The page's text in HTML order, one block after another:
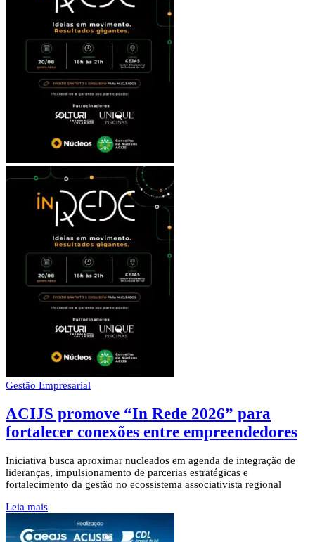
Gestão Empresarial
ACIJS promove “In Rede 2026” para
fortalecer conexões entre empreendedores
Iniciativa busca aproximar nucleados em agenda de integração de
lideranças, impulsionamento de parcerias estratégicas e
fortalecimento da gestão no ecossistema associativista regional
Leia mais